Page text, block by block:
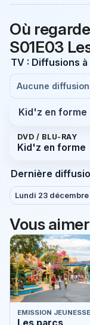
Où
S01E03
TV : Diffusions
Aucune
Kid'z en forme
DVD / BLU-RAY
Kid'z en forme
Dernière
Lundi 23
Vous
EMISSION JEUNESSE